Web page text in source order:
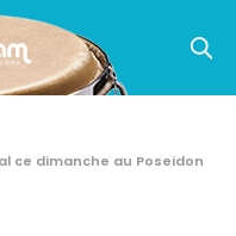
ce dimanche au Poseidon